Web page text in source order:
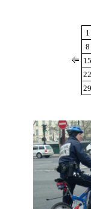
1
8
15
22
29